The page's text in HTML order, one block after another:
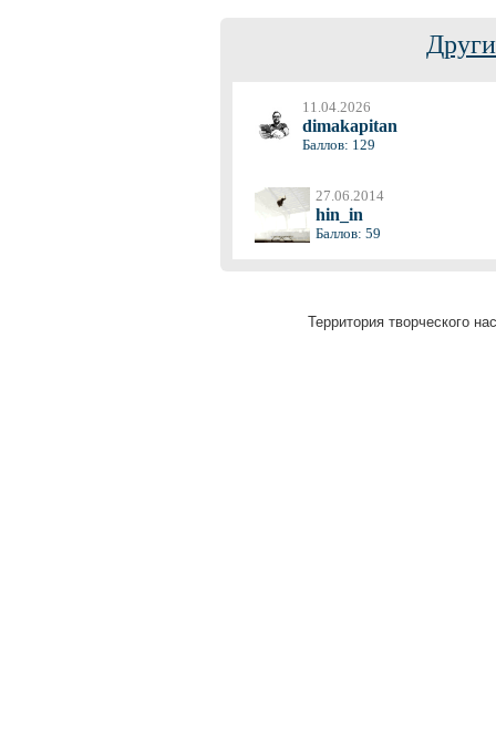
11.04.2026
dimakapitan
Баллов: 129
27.06.2014
hin_in
Баллов: 59
Территория творческого